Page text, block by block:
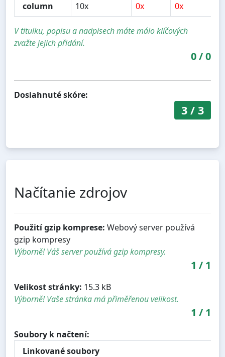
column
10x 0x 0x
V titulku, popisu a nadpisech máte málo klíčových
zvažte jejich přidání.
0/0
Dosiahnuté skóre:
3/ 3
Načítanie zdrojov
Použití gzip komprese: Webový server používá
gzip kompresy
Výborně! Váš server používá gzip kompresy.
1 / 1
Velikost stránky: 15.3 kB
Výborně! Vaše stránka má přiměřenou velikost.
1 / 1
Soubory k načtení:
Linkované soubory